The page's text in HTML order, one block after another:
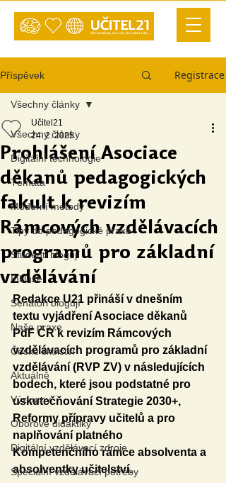
Příspěvek Registrace
Všechny články
Digitální technologie
Témata
Moderní metody
Tipy do pedagogické praxe
Studenti blogují
Inkluze
Senátoři blogují
Naše praxe
České školství
Aktuálně
Výzkumy
Oborové didaktiky
Digitální vzdělávací zdroje
Speciální vzdělávací potřeby
Všechny články
Prohlášení Asociace
děkanů pedagogických
fakult k revizím
Rámcových vzdělávacích
programů pro základní
vzdělávání
Učitel21
24. 2. 2025
Redakce U21 přináší v dnešním
textu vyjádření Asociace děkanů
PdF ČR k revizím Rámcových
vzdělávacích programů pro základní
vzdělávání (RVP ZV) v následujících
bodech, které jsou podstatné pro
uskutečňování Strategie 2030+,
Reformy přípravy učitelů a pro
naplňování platného
Kompetenčního rámce absolventa a
absolventky učitelství.